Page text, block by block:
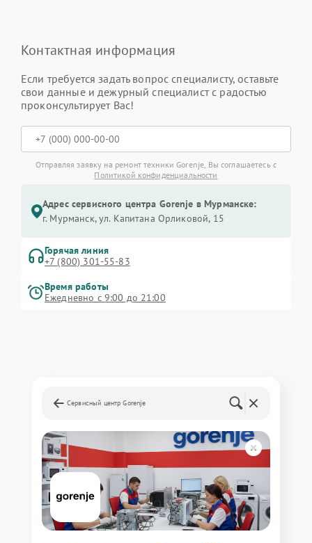
Контактная информация
Если требуется задать вопрос специалисту, оставьте
свои данные и дежурный специалист с радостью
проконсультирует Вас!
Отправляя заявку на ремонт техники Gorenje, Вы соглашаетесь с
Политикой конфиденциальности
Адрес сервисного центра Gorenje в Мурманске:
г. Мурманск, ул. Капитана Орликовой, 15
Горячая линия
+7 (800) 301-55-83
Время работы
Ежедневно с 9:00 до 21:00
Сервисный центр Gorenje